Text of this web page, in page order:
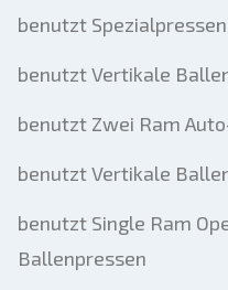
benutzt Spezialpressen
benutzt Vertikale
benutzt Zwei Ram
benutzt Vertikale
benutzt Single Ram
Ballenpressen